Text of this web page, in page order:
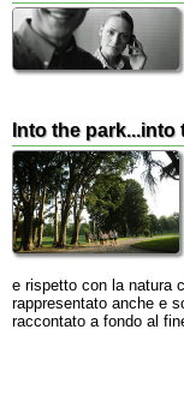
Into the park...into
e rispetto con la natura
rappresentato anche e
raccontato a fondo al